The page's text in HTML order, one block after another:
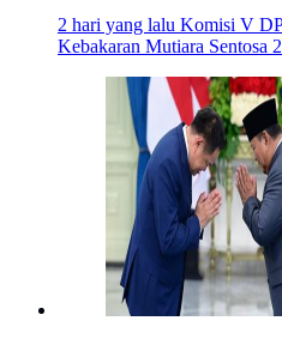
2 hari yang lalu Komisi V
Kebakaran Mutiara Sentosa 2